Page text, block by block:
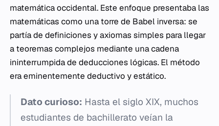
matemática occidental. Este enfoque presentaba las
matemáticas como una torre de Babel inversa: se
partía de definiciones y axiomas simples para llegar
a teoremas complejos mediante una cadena
ininterrumpida de deducciones lógicas. El método
era eminentemente deductivo y estático.
Dato curioso: Hasta el siglo XIX, muchos
estudiantes de bachillerato veían la